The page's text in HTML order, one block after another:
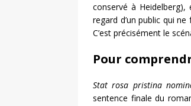
conservé à
regard d’un public qui
C’est précisément le
Pour
Stat rosa pristina
sentence finale du